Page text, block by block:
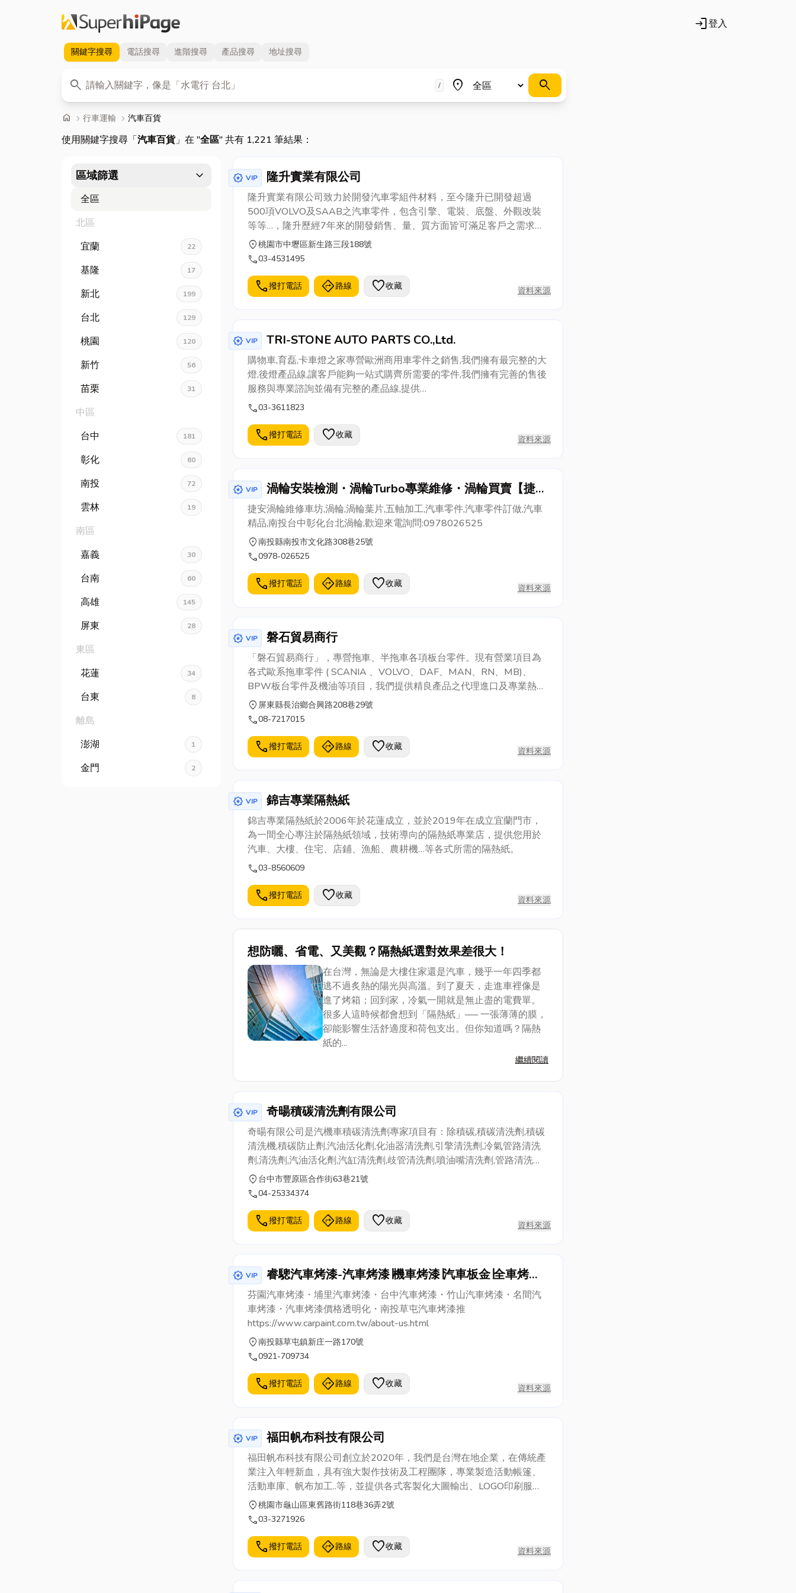
login登入
關鍵字搜尋 電話搜尋 進階搜尋 產品搜尋 地址搜尋
search
關鍵字 / place
地區
search
home 首頁
chevron_right 行車運輸 chevron_right 汽車百貨
使用關鍵字搜尋「汽車百貨」在 "全區" 共有 1,221 筆結果：
區域篩選 expand_more
全區
北區
宜蘭
22
基隆 17
新北 199
台北 129
桃園 120
新竹 56
苗栗 31
中區
台中
181
彰化 60
南投 72
雲林 19
南區
嘉義
30
台南 60
高雄 145
屏東 28
東區
花蓮
34
台東 8
離島
澎湖
1
金門 2
award_star VIP 隆升實業有限公司
隆升實業有限公司致力於開發汽車零組件材料，至今隆升已開發超過
500項VOLVO及SAAB之汽車零件，包含引擎、電裝、底盤、外觀改裝
等等…，隆升歷經7年來的開發銷售、量、質方面皆可滿足客戶之需求，
因為隆升所堅持的是品質，而非價格利潤方面的導向，相信未來只有雙
贏局面才能持續不斷提供品質優良、價格便宜與滿足客戶需求之服務。
specializes in the develop
location_on桃園市中壢區新生路三段188號
call03-4531495
call撥打電話 directions路線 favorite收藏 資料來源
award_star VIP TRI-STONE AUTO PARTS CO.,Ltd.
購物車,育磊,卡車燈之家專營歐洲商用車零件之銷售,我們擁有最完整的大
燈,後燈產品線,讓客戶能夠一站式購齊所需要的零件,我們擁有完善的售後
服務與專業諮詢並備有完整的產品線,提供
VOLVO,SCANIA,MAN,DAF,BENZ,IVECO,賽德卡,FUSO多種品牌的產品,
call03-3611823
call撥打電話 favorite收藏 資料來源
award_star VIP
渦輪安裝檢測・渦輪Turbo專業維修・渦輪買賣【捷安
渦輪】
捷安渦輪維修車坊,渦輪,渦輪葉片,五軸加工,汽車零件,汽車零件訂做,汽車
精品,南投台中彰化台北渦輪,歡迎來電詢問:0978026525
location_on南投縣南投市文化路308巷25號
call0978-026525
call撥打電話 directions路線 favorite收藏 資料來源
award_star VIP 磐石貿易商行
「磐石貿易商行」，專營拖車、半拖車各項板台零件。現有營業項目為
各式歐系拖車零件 ( SCANIA 、VOLVO、DAF、MAN、RN、MB)、
BPW板台零件及機油等項目，我們提供精良產品之代理進口及專業熱忱
之售後服務。
location_on屏東縣長治鄉合興路208巷29號
call08-7217015
call撥打電話 directions路線 favorite收藏 資料來源
award_star VIP 錦吉專業隔熱紙
錦吉專業隔熱紙於2006年於花蓮成立，並於2019年在成立宜蘭門市，
為一間全心專注於隔熱紙領域，技術導向的隔熱紙專業店，提供您用於
汽車、大樓、住宅、店鋪、漁船、農耕機…等各式所需的隔熱紙。
call03-8560609
call撥打電話 favorite收藏 資料來源
想防曬、省電、又美觀？隔熱紙選對效果差很大！
在台灣，無論是大樓住家還是汽車，幾乎一年四季都
逃不過炙熱的陽光與高溫。到了夏天，走進車裡像是
進了烤箱；回到家，冷氣一開就是無止盡的電費單。
很多人這時候都會想到「隔熱紙」── 一張薄薄的膜，
卻能影響生活舒適度和荷包支出。但你知道嗎？隔熱
紙的...
繼續閱讀
award_star VIP 奇暘積碳清洗劑有限公司
奇暘有限公司是汽機車積碳清洗劑專家項目有：除積碳,積碳清洗劑,積碳
清洗機,積碳防止劑,汽油活化劑,化油器清洗劑,引擎清洗劑,冷氣管路清洗
劑,清洗劑,汽油活化劑,汽缸清洗劑,歧管清洗劑,噴油嘴清洗劑,管路清洗劑,
煞車盤清洗劑,除銹劑。
location_on 台中市豐原區合作街63巷21號
call04-25334374
call撥打電話 directions路線 favorite收藏 資料來源
award_star VIP
睿驄汽車烤漆-汽車烤漆∣機車烤漆∣汽車板金∣全車烤漆∣
二手車烤漆
芬園汽車烤漆・埔里汽車烤漆・台中汽車烤漆・竹山汽車烤漆・名間汽
車烤漆・汽車烤漆價格透明化・南投草屯汽車烤漆推
https://www.carpaint.com.tw/about-us.html
location_on南投縣草屯鎮新庄一路170號
call0921-709734
call撥打電話 directions路線 favorite收藏 資料來源
award_star VIP 福田帆布科技有限公司
福田帆布科技有限公司創立於2020年，我們是台灣在地企業，在傳統產
業注入年輕新血，具有強大製作技術及工程團隊，專業製造活動帳篷、
活動車庫、帆布加工..等，並提供各式客製化大圖輸出、LOGO印刷服
務，量身打造專屬於客戶所需商品。
location_on桃園市龜山區東舊路街118巷36弄2號
call03-3271926
call撥打電話 directions路線 favorite收藏 資料來源